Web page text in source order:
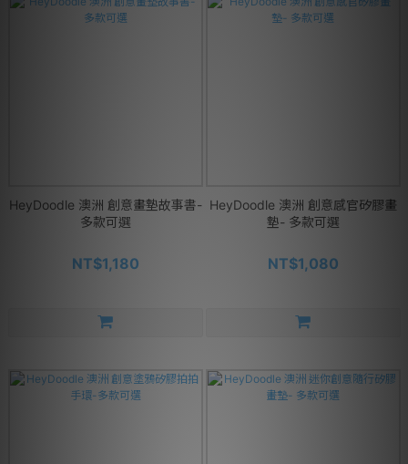
HeyDoodle 澳洲 創意畫墊故事書-
多款可選
NT$1,180
HeyDoodle 澳洲 創意感官矽膠畫
墊- 多款可選
NT$1,080